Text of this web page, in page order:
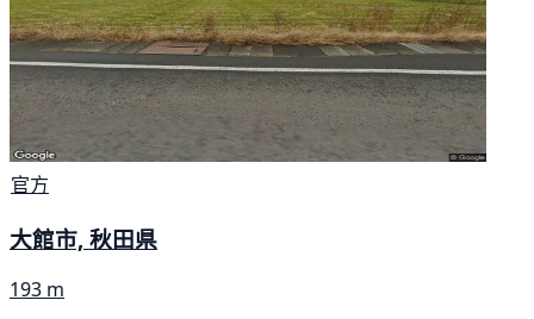
官方
大館市, 秋田県
193 m